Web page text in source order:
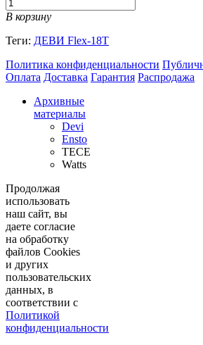
В корзину
Теги: ДЕВИ Flex-18T
Политика конфиденциальности
Оплата Доставка Гарантия Распродажа
Архивные
материалы
Devi
Ensto
TECE
Watts
Продолжая
использовать
наш сайт, вы
даете согласие
на обработку
файлов Cookies
и других
пользовательских
данных, в
соответствии с
Политикой
конфиденциальности